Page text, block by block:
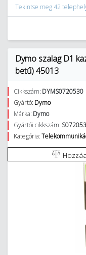
Tekintse meg 42
Dymo szalag D1
betű) 45013
Cikkszám: DYMS0720530
Gyártó: Dymo
Márka: Dymo
Gyártói cikkszám:
Kategória: